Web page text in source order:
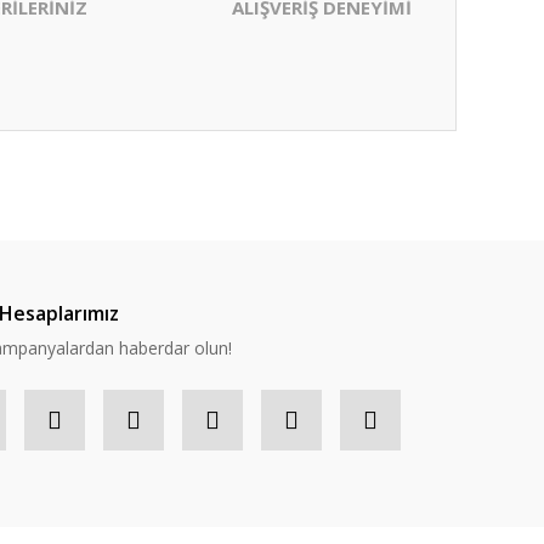
ALIŞVERİŞ DENEYİMİ
haberdar olun!